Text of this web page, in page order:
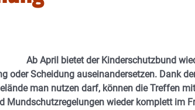
Ab April bietet der Kinderschutzbund
oder Scheidung auseinandersetzen. Dank
man nutzen darf, können die Treffen
Mundschutzregelungen wieder komplett im